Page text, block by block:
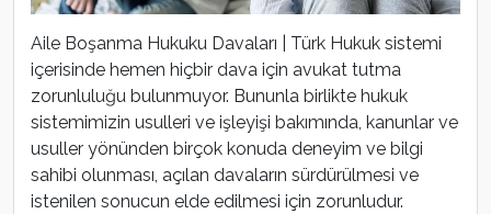
Aile Boşanma Hukuku Davaları | Türk Hukuk sistemi
içerisinde hemen hiçbir dava için avukat tutma
zorunluluğu bulunmuyor. Bununla birlikte hukuk
sistemimizin usulleri ve işleyişi bakımında, kanunlar ve
usuller yönünden birçok konuda deneyim ve bilgi
sahibi olunması, açılan davaların sürdürülmesi ve
istenilen sonucun elde edilmesi için zorunludur.